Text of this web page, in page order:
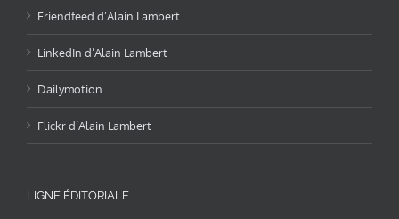
Friendfeed d’Alain Lambert
LinkedIn d’Alain Lambert
Dailymotion
Flickr d’Alain Lambert
LIGNE ÉDITORIALE